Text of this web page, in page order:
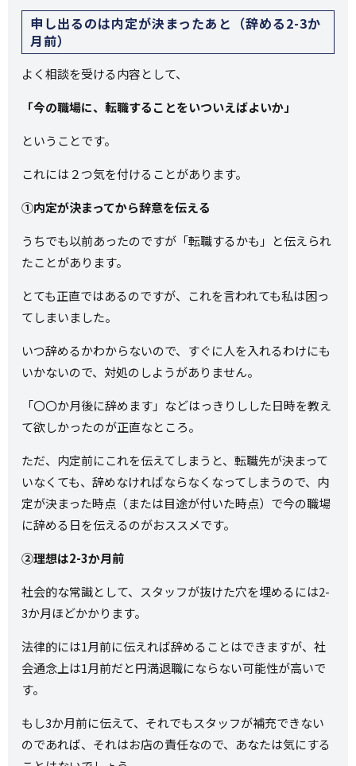
申し出るのは内定が決まったあと（辞める2-3か
月前）
よく相談を受ける内容として、
「今の職場に、転職することをいついえばよいか」
ということです。
これには２つ気を付けることがあります。
①内定が決まってから辞意を伝える
うちでも以前あったのですが「転職するかも」と伝えられ
たことがあります。
とても正直ではあるのですが、これを言われても私は困っ
てしまいました。
いつ辞めるかわからないので、すぐに人を入れるわけにも
いかないので、対処のしようがありません。
「〇〇か月後に辞めます」などはっきりしした日時を教え
て欲しかったのが正直なところ。
ただ、内定前にこれを伝えてしまうと、転職先が決まって
いなくても、辞めなければならなくなってしまうので、内
定が決まった時点（または目途が付いた時点）で今の職場
に辞める日を伝えるのがおススメです。
②理想は2-3か月前
社会的な常識として、スタッフが抜けた穴を埋めるには2-
3か月ほどかかります。
法律的には1月前に伝えれば辞めることはできますが、社
会通念上は1月前だと円満退職にならない可能性が高いで
す。
もし3か月前に伝えて、それでもスタッフが補充できない
のであれば、それはお店の責任なので、あなたは気にする